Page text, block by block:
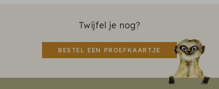
Twijfel je nog?
BESTEL EEN PROEFKAARTJE